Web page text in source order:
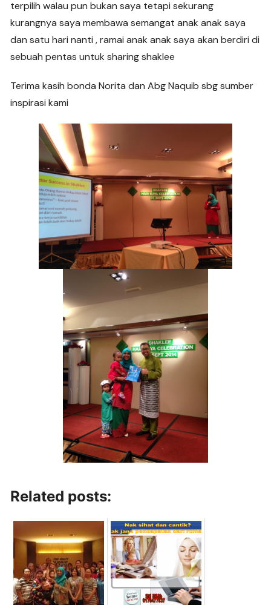
terpilih walau pun bukan saya tetapi sekurang
kurangnya saya membawa semangat anak anak saya
dan satu hari nanti , ramai anak anak saya akan berdiri di
sebuah pentas untuk sharing shaklee
Terima kasih bonda Norita dan Abg Naquib sbg sumber
inspirasi kami
Related posts: